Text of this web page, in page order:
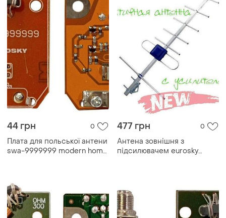
44 грн 0
Плата для польської антени
swa-9999999 modern home
477 грн 0
Антена зовнішня з
підсилювачем eurosky